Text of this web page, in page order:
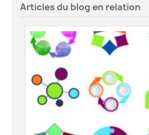
Articles du blog en relation